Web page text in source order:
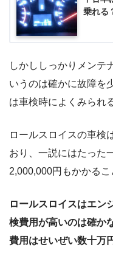
乗れる
しかししっかりメンテ
いうのは確かに故障を
は車検時によくみられ
ロールスロイスの車検
おり、一説にはたった
2,000,000円もかかるこ
ロールスロイスはエン
検費用が高いのは確か
費用はせいぜい数十万